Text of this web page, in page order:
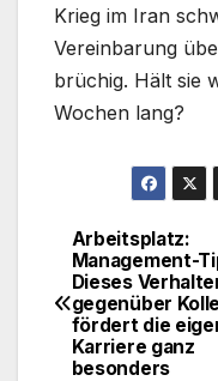
Krieg im Iran
Vereinbarung
brüchig. Hält sie
Wochen lang?
Arbeitsplatz:
Management-
Dieses
gegenüber
fördert die
Karriere ganz
besonders